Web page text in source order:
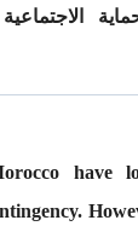
have